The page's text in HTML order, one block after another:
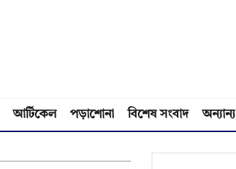
আর্টিকেল পড়াশোনা বিশেষ সংবাদ অন্যান্য